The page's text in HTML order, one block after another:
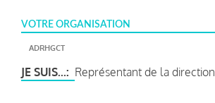
VOTRE ORGANISATION
ADRHGCT
JE SUIS... Représentant de la direction